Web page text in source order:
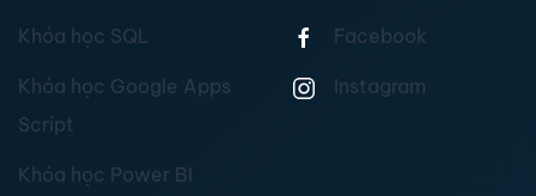
Khóa học SQL
Khóa học Google Apps
Script
Khóa học Power BI
Facebook
Instagram